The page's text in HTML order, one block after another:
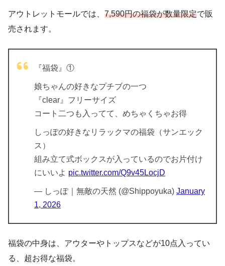
アウトレットモールでは、 7,590円の福袋が数量限定で販
売されます。
『福袋』①
娘ちゃんの好きなプチブの一つ
『clear』フリーサイズ
コート二つも入ってて、めちゃくちゃお得
しっぽの好きなリラックマの福袋（サンエック
ス）
組み立て式ボックスが入っているのでお片付け
にいいよ pic.twitter.com/Q9v45LocjD
— しっぽ｜無敵の天然 (@Shippoyuka) January
1, 2026
福袋の中身は、アウターやトップスなどが10点入ってい
る、超お得な福袋。